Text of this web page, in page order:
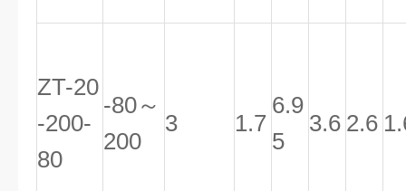
ZT-20
-200-
80
-80～
200
3 1.7
6.9
5
3.6 2.6